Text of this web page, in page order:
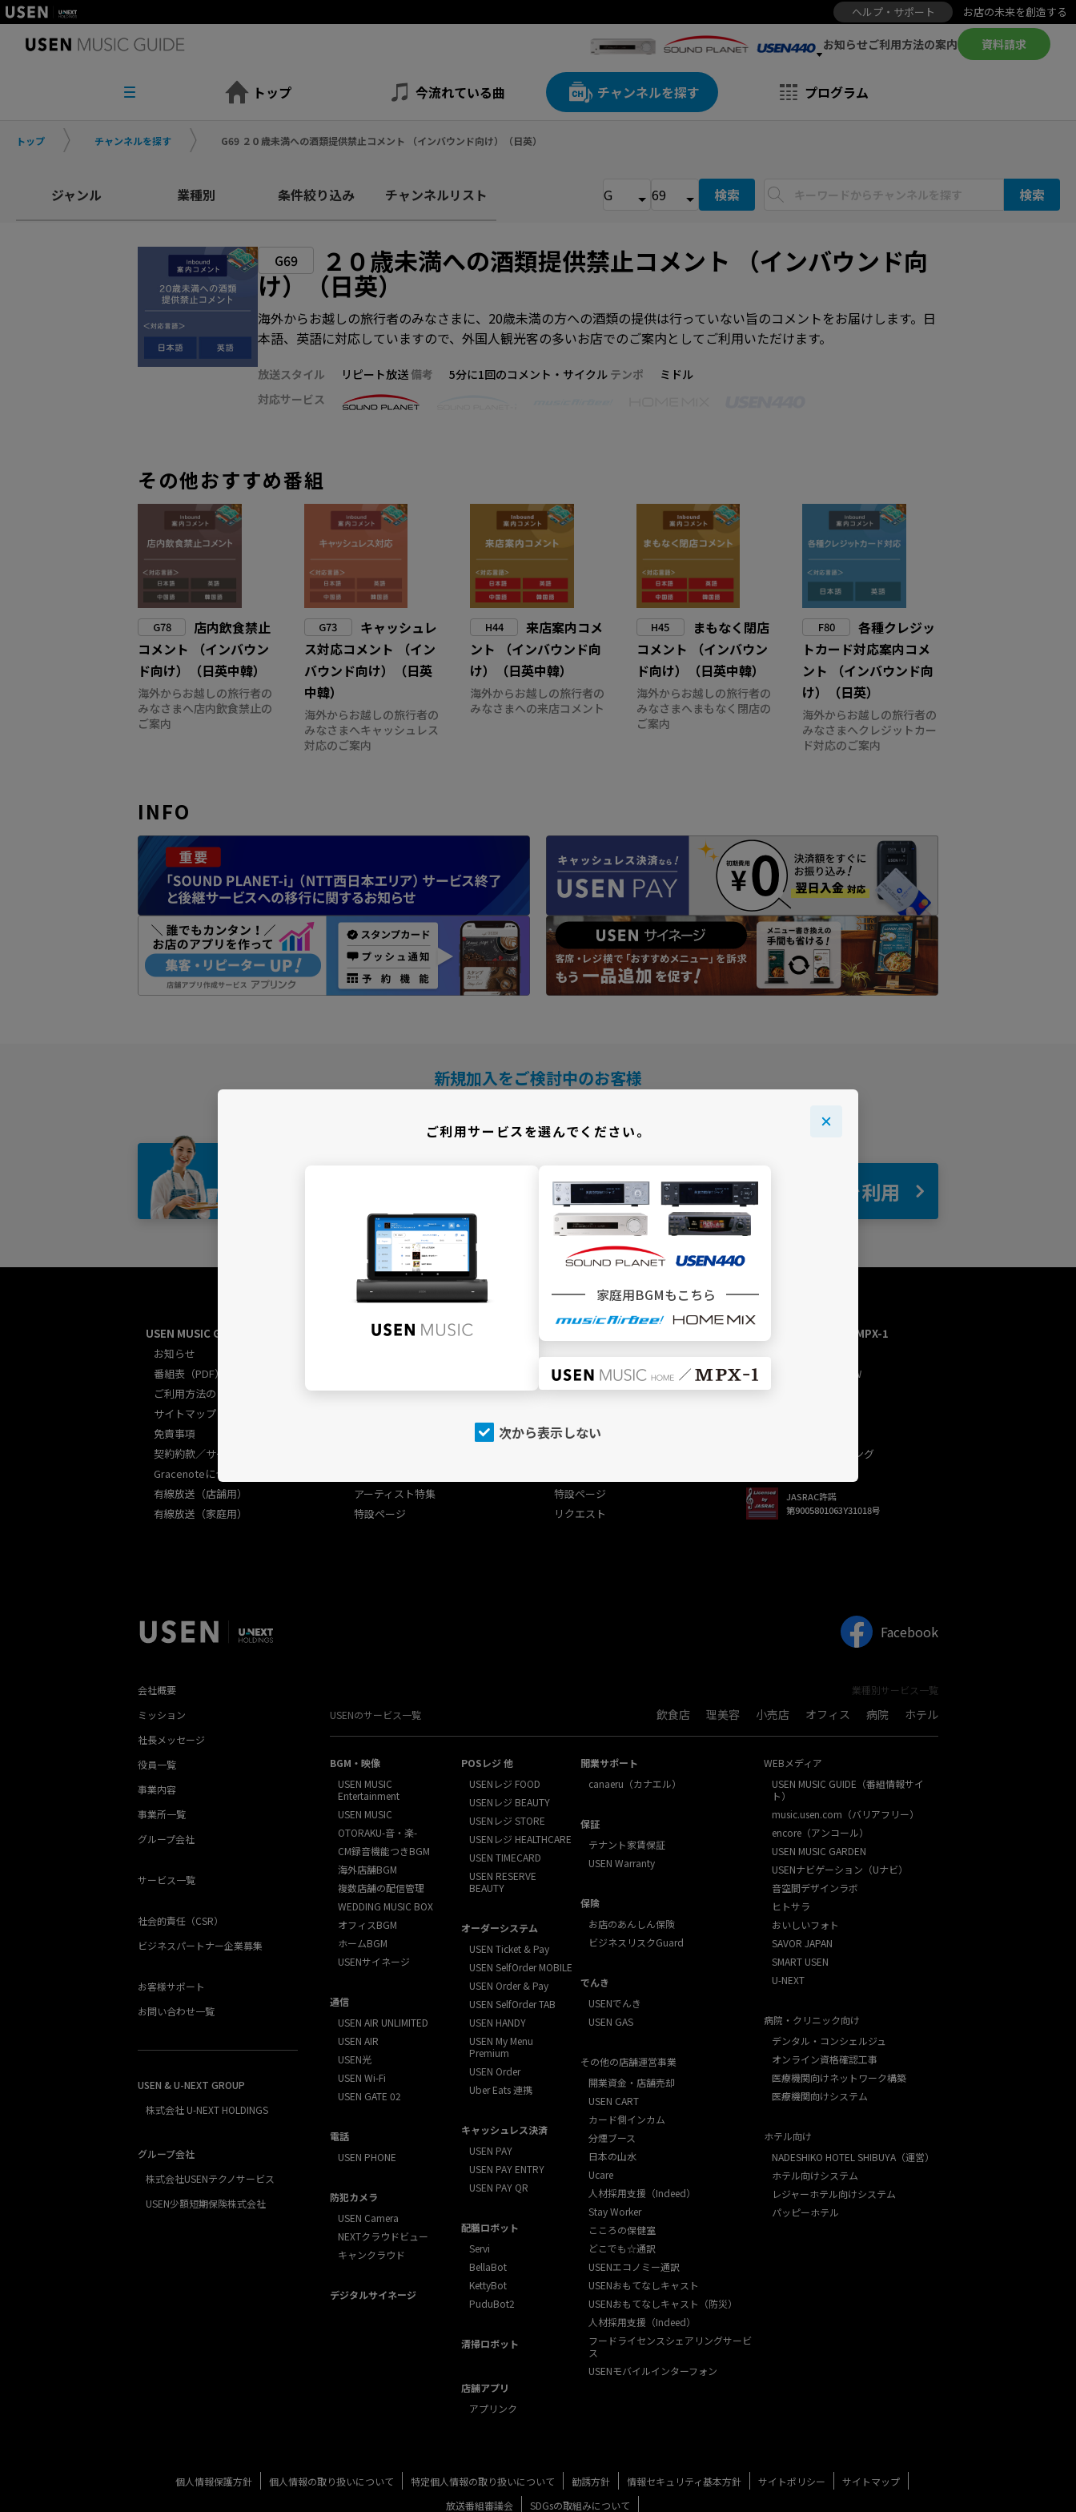
ヘルプ・サポート お店の未来を創造する
お知らせご利用方法の案内 資料請求
トップ 今流れている曲 チャンネルを探す プログラム
トップ チャンネルを探す G69 ２０歳未満への酒類提供禁止コメント （インバウンド向け）（日英）
ジャンル 業種別 条件絞り込み チャンネルリスト 検索 検索
G69 ２０歳未満への酒類提供禁止コメント （インバウンド向
け）（日英）
海外からお越しの旅行者のみなさまに、20歳未満の方への酒類の提供は行っていない旨のコメントをお届けします。日
本語、英語に対応していますので、外国人観光客の多いお店でのご案内としてご利用いただけます。
放送スタイル リピート放送備考 5分に1回のコメント・サイクル テンポ
ミドル
対応サービス
その他おすすめ番組
G78
店内飲食禁止
コメント （インバウン
ド向け）（日英中韓）
海外からお越しの旅行者の
みなさまへ店内飲食禁止の
ご案内
G73
キャッシュレ
ス対応コメント （イン
バウンド向け）（日英
中韓）
海外からお越しの旅行者の
みなさまへキャッシュレス
対応のご案内
H44
来店案内コメ
ント （インバウンド向
け）（日英中韓）
海外からお越しの旅行者の
みなさまへの来店コメント
H45
まもなく閉店
コメント （インバウン
ド向け）（日英中韓）
海外からお越しの旅行者の
みなさまへまもなく閉店の
ご案内
F80
各種クレジッ
トカード対応案内コメ
ント （インバウンド向
け）（日英）
海外からお越しの旅行者の
みなさまへクレジットカー
ド対応のご案内
INFO
新規加入をご検討中のお客様
自宅 でBGMを利用
USEN MUSIC GUIDE総合
お知らせ
番組表（PDF）
ご利用方法のご案内
サイトマップ
免責事項
契約約款／サービス規約
Gracenoteについて
有線放送（店舗用）
有線放送（家庭用）
USEN MUSIC
PLAYING）
アーティスト特集
特設ページ
今流れている曲（NOW
PLAYING）
プログラム
特設ページ
リクエスト
USEN MUSIC HOME／MPX-1
今流れている曲（NOW
PLAYING）
USEN（有線）ランキング
JASRAC許諾
第9005801063Y31018号
Facebook
会社概要
ミッション
社長メッセージ
役員一覧
事業内容
事業所一覧
グループ会社
サービス一覧
社会的責任（CSR）
ビジネスパートナー企業募集
お客様サポート
お問い合わせ一覧
USEN & U-NEXT GROUP
株式会社 U-NEXT HOLDINGS
グループ会社
株式会社USENテクノサービス
USEN少額短期保険株式会社
業種別サービス一覧
USENのサービス一覧
飲食店 理美容 小売店 オフィス 病院 ホテル
BGM・映像
USEN MUSIC
Entertainment
USEN MUSIC
OTORAKU-音・楽-
CM録音機能つきBGM
海外店舗BGM
複数店舗の配信管理
WEDDING MUSIC BOX
オフィスBGM
ホームBGM
USENサイネージ
通信
USEN AIR UNLIMITED
USEN AIR
USEN光
USEN Wi-Fi
USEN GATE 02
電話
USEN PHONE
防犯カメラ
USEN Camera
NEXTクラウドビュー
キャンクラウド
デジタルサイネージ
POSレジ 他
USENレジ FOOD
USENレジ BEAUTY
USENレジ STORE
USENレジ HEALTHCARE
USEN TIMECARD
USEN RESERVE
BEAUTY
オーダーシステム
USEN Ticket & Pay
USEN SelfOrder MOBILE
USEN Order & Pay
USEN SelfOrder TAB
USEN HANDY
USEN My Menu
Premium
USEN Order
Uber Eats 連携
キャッシュレス決済
USEN PAY
USEN PAY ENTRY
USEN PAY QR
配膳ロボット
Servi
BellaBot
KettyBot
PuduBot2
清掃ロボット
店舗アプリ
アプリンク
開業サポート
canaeru（カナエル）
保証
テナント家賃保証
USEN Warranty
保険
お店のあんしん保険
ビジネスリスクGuard
でんき
USENでんき
USEN GAS
その他の店舗運営事業
開業資金・店舗売却
USEN CART
カード側インカム
分煙ブース
日本の山水
Ucare
人材採用支援（Indeed）
Stay Worker
こころの保健室
どこでも☆通訳
USENエコノミー通訳
USENおもてなしキャスト
USENおもてなしキャスト（防災）
人材採用支援（Indeed）
フードライセンスシェアリングサービ
ス
USENモバイルインターフォン
WEBメディア
USEN MUSIC GUIDE（番組情報サイ
ト）
music.usen.com（バリアフリー）
encore（アンコール）
USEN MUSIC GARDEN
USENナビゲーション（Uナビ）
音空間デザインラボ
ヒトサラ
おいしいフォト
SAVOR JAPAN
SMART USEN
U-NEXT
病院・クリニック向け
デンタル・コンシェルジュ
オンライン資格確認工事
医療機関向けネットワーク構築
医療機関向けシステム
ホテル向け
NADESHIKO HOTEL SHIBUYA（運営）
ホテル向けシステム
レジャーホテル向けシステム
パッピーホテル
個人情報保護方針 個人情報の取り扱いについて 特定個人情報の取り扱いについて 勧誘方針 情報セキュリティ基本方針 サイトポリシー
サイトマップ
放送番組審議会
SDGsの取組みについて
ご利用サービスを選んでください。
家庭用BGMもこちら
次から表示しない